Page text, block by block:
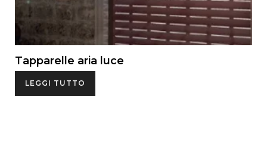
Tapparelle aria luce
LEGGI TUTTO